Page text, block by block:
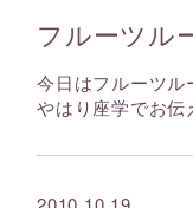
フルーツル
今日はフルーツル
やはり座学でお